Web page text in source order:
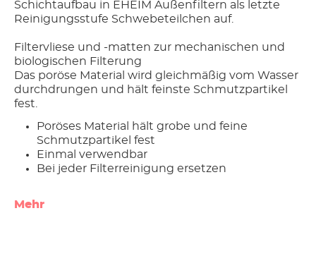
Schichtaufbau in EHEIM Außenfiltern als letzte
Reinigungsstufe Schwebeteilchen auf.
Filtervliese und -matten zur mechanischen und
biologischen Filterung
Das poröse Material wird gleichmäßig vom Wasser
durchdrungen und hält feinste Schmutzpartikel
fest.
Poröses Material hält grobe und feine
Schmutzpartikel fest
Einmal verwendbar
Bei jeder Filterreinigung ersetzen
Mehr